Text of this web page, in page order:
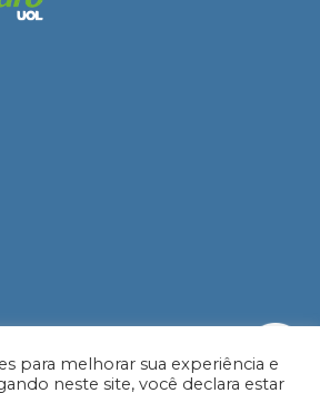
para melhorar sua experiência e
neste site, você declara estar